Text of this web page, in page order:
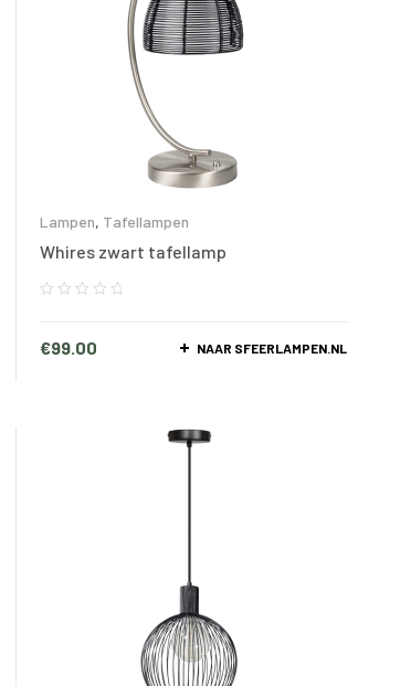
Lampen, Tafellampen
Whires zwart tafellamp
€99.00 NAAR SFEERLAMPEN.NL